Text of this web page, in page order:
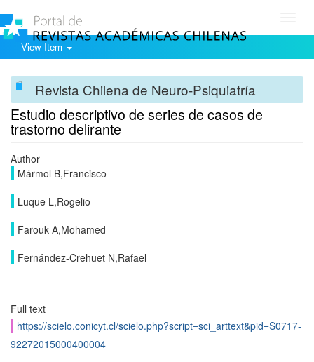
View Item
Revista Chilena de Neuro-Psiquiatría
Estudio descriptivo de series de casos de
trastorno delirante
Author
Mármol B,Francisco
Luque L,Rogelio
Farouk A,Mohamed
Fernández-Crehuet N,Rafael
Full text
https://scielo.conicyt.cl/scielo.php?script=sci_arttext&pid=S0717-
92272015000400004